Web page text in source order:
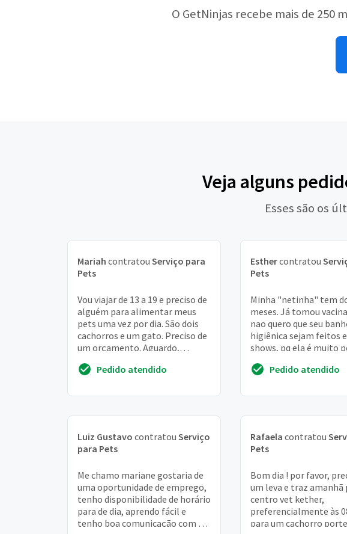
O GetNinjas recebe mais de 250
Veja alguns
Esses são os
Mariah contratou Serviço para
Pets
Vou viajar de 13 a 19 e preciso de
alguém para alimentar meus
pets uma vez por dia. São dois
cachorros e um gato. Preciso de
um orçamento. Aguardo,
Pedido atendido
Esthercontratou
Pets
Minha "netinha" tem
meses. Já tomou
nao quero que seu
higiênica sejam feitos
shows, pq ela é muito
quero aprov...
Pedido atendido
Luiz Gustavo contratou Serviço
para Pets
Me chamo mariane gostaria de
uma oportunidade de emprego,
tenho disponibilidade de horário
para de dia, aprendo fácil e
tenho boa comunicação com as
Rafaela contratou
Pets
Bom dia ! por favor,
um leva e traz amanhã
centro vet kether,
preferencialmente às
para um cachorro